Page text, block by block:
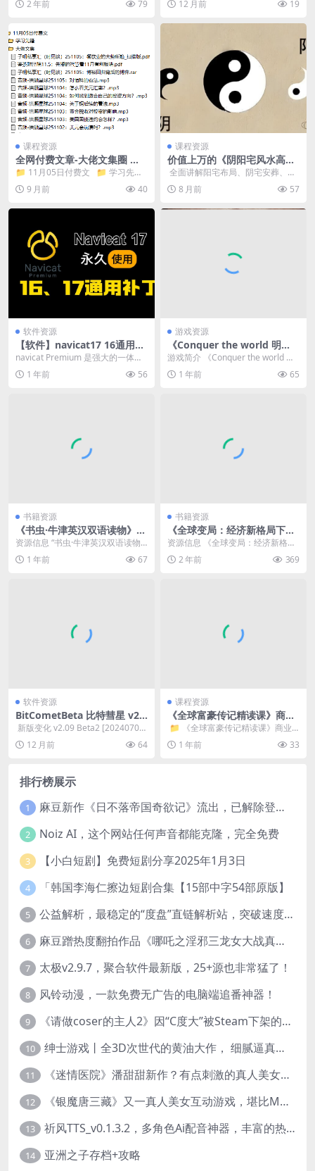
支持 小说摸鱼 ，...
2 年前 79
唐迟、徐涛、周...
12 月前 19
课程资源
全网付费文章-大佬文集圈 学
习先锋 11月5日更新
📁 11月05日付费文 📁 学习先锋
📁 大佬文集 ...
9 月前 40
课程资源
价值上万的《阴阳宅风水高级
班》课程，风水玄学秘术132
​ 全面讲解阳宅布局、阴宅安葬、风
水格局调理等实战技巧，融合传统
命理、罗盘应用与...
8 月前 57
软件资源
【软件】navicat17 16通用解
锁补丁
navicat Premium 是强大的一体化
数据库开发解决方案，可从单一应
用程...1 年前 56
游戏资源
《Conquer the world 明
末：伐定天下》真人互动影游
游戏简介 《Conquer the world 明
末：伐定天下》是一款 PC 平...
1 年前 65
书籍资源
《书虫·牛津英汉双语读物》
[套装共137册] [作品合集] [pd
资源信息 “书虫·牛津英汉双语读物”
是一套适合小学到大学的分级读
物，配有MP3，...
1 年前 67
书籍资源
《全球变局：经济新格局下的
长期主义》透视百年未有之大
济持续增长的坚韧定力
资源信息 《全球变局：经济新格局
下的长期主义》深刻剖析了百年未
有之大变局的底层逻...
2 年前 369
软件资源
BitCometBeta 比特彗星 v2.1
6 解锁全功能豪华版
​ 新版变化 v2.09 Beta2 [20240707]
界面改进：完善新版W...
12 月前 64
课程资源
《全球富豪传记精读课》商业
思维进阶指南，喜马拉雅独家
​ 📁 《全球富豪传记精读课》商业
思维进阶指南，喜马拉雅独家音频
... 1 年前 33
排行榜展示
1 麻豆新作《日不落帝国奇欲记》流出，已解除登录验证！
2 Noiz AI，这个网站任何声音都能克隆，完全免费
3 【小白短剧】免费短剧分享2025年1月3日
4 「韩国李海仁擦边短剧合集【15部中字54部原版】
5 公益解析，最稳定的“度盘”直链解析站，突破速度限制
6 麻豆蹭热度翻拍作品《哪吒之淫邪三龙女大战真阳魔童》 已上线
7 太极v2.9.7，聚合软件最新版，25+源也非常猛了！
8 风铃动漫，一款免费无广告的电脑端追番神器！
9 《请做coser的主人2》因“C度大”被Steam下架的真人美女互动游戏！
10 绅士游戏丨全3D次世代的黄油大作， 细腻逼真的双人互动狂想曲！
11 《迷情医院》潘甜甜新作？有点刺激的真人美女互动游戏
12 《银魔唐三藏》又一真人美女互动游戏，堪比M豆！
13 祈风TTS_v0.1.3.2，多角色Ai配音神器，丰富的热门音色
14 亚洲之子存档+攻略